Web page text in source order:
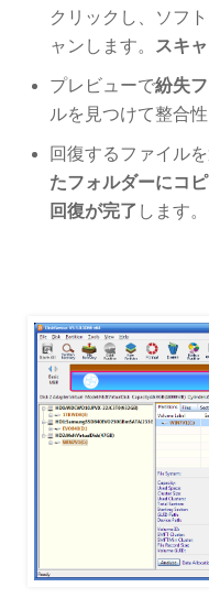
クリックし、ソフ
ャンします。
スキ
プレビューで紛失
ルを見つけて整合
回復するファイルを
たフォルダーにコピ
回復が完了 します。